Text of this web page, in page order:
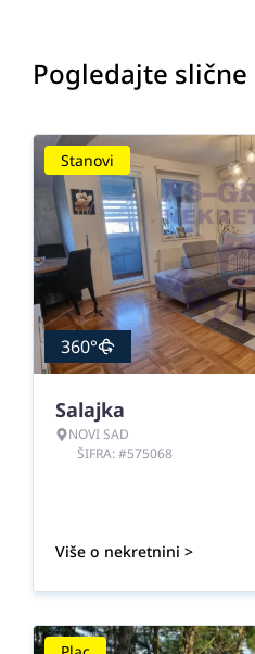
Pogledajte
Stanovi
360°
Salajka
NOVI SAD
ŠIFRA: #575068
Više o nekretnini >